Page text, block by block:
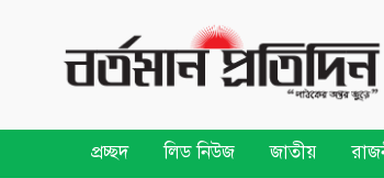
প্রচ্ছদ লিড নিউজ জাতীয়